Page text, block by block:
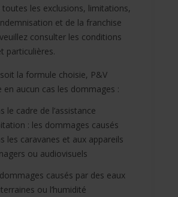
les exclusions, limitations,
et de la franchise
consulter les conditions
particulières.
la formule choisie, P&V
en aucun cas les dommages :
le cadre de l’assistance
: les dommages causés
les caravanes et aux appareils
ou audiovisuels
causés par des eaux
ou l’humidité